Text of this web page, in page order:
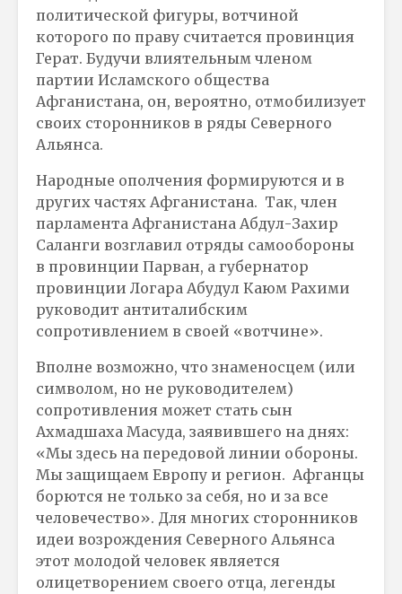
политической фигуры, вотчиной
которого по праву считается провинция
Герат. Будучи влиятельным членом
партии Исламского общества
Афганистана, он, вероятно, отмобилизует
своих сторонников в ряды Северного
Альянса.
Народные ополчения формируются и в
других частях Афганистана. Так, член
парламента Афганистана Абдул-Захир
Саланги возглавил отряды самообороны
в провинции Парван, а губернатор
провинции Логара Абудул Каюм Рахими
руководит антиталибским
сопротивлением в своей «вотчине».
Вполне возможно, что знаменосцем (или
символом, но не руководителем)
сопротивления может стать сын
Ахмадшаха Масуда, заявившего на днях:
«Мы здесь на передовой линии обороны.
Мы защищаем Европу и регион. Афганцы
борются не только за себя, но и за все
человечество». Для многих сторонников
идеи возрождения Северного Альянса
этот молодой человек является
олицетворением своего отца, легенды